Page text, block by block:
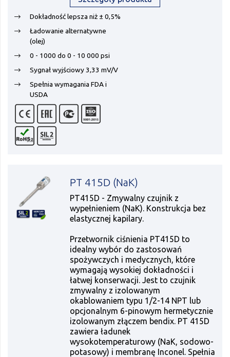
Dokładność lepsza niż ± 0,5%
Ładowanie alternatywne
(olej)
0 - 1000 do 0 - 10 000 psi
Sygnał wyjściowy 3,33 mV/V
Spełnia wymagania FDA i
USDA
PT 415D (NaK)
PT415D - Zmywalny czujnik z
wypełnieniem (NaK). Konstrukcja bez
elastycznej kapilary.
Przetwornik ciśnienia PT415D to
idealny wybór do zastosowań
spożywczych i medycznych, które
wymagają wysokiej dokładności i
łatwej konserwacji. Jest to czujnik
zmywalny z izolowanym
okablowaniem typu 1/2-14 NPT lub
opcjonalnym 6-pinowym hermetycznie
izolowanym złączem bendix. PT 415D
zawiera ładunek
wysokotemperaturowy (NaK, sodowo-
potasowy) i membranę Inconel. Spełnia